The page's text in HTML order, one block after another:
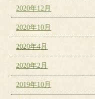
2020年12月
2020年10月
2020年4月
2020年2月
2019年10月